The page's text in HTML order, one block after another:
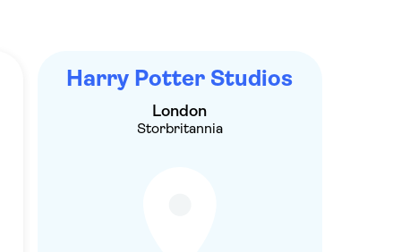
på stedets nettside.
Harry Potter Studios
London
Storbritannia